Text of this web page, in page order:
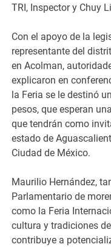
TRI, Inspector y Chuy
Con el apoyo de la
representante del
en Acolman,
explicaron en
la Feria se le destinó
pesos, que esperan
que tendrán como
estado de
Ciudad de México.
Maurilio Hernández,
Parlamentario de
como la Feria
cultura y tradiciones
contribuye a